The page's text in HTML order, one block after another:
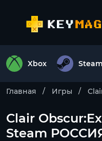
Xbox Steam
Главная Игры
Clair
Steam